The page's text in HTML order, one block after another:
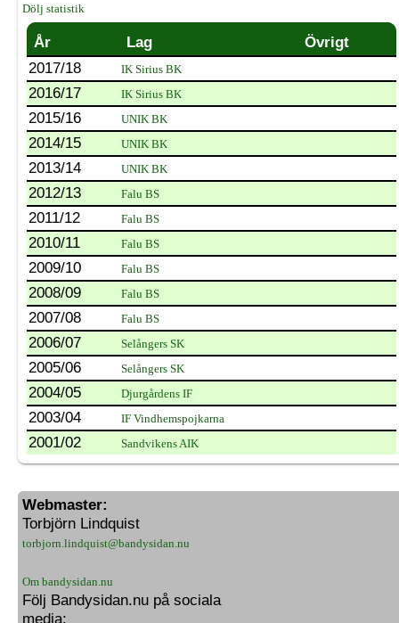
Dölj statistik
År Lag
Övrigt
2017/18
IK Sirius BK
2016/17 IK Sirius BK
2015/16 UNIK BK
2014/15 UNIK BK
2013/14 UNIK BK
2012/13 Falu BS
2011/12 Falu BS
2010/11 Falu BS
2009/10 Falu BS
2008/09 Falu BS
2007/08 Falu BS
2006/07 Selångers SK
2005/06 Selångers SK
2004/05 Djurgårdens IF
2003/04 IF Vindhemspojkarna
2001/02 Sandvikens AIK
Webmaster:
Torbjörn Lindquist
torbjorn.lindquist@bandysidan.nu
Om bandysidan.nu
Följ Bandysidan.nu på sociala
media: